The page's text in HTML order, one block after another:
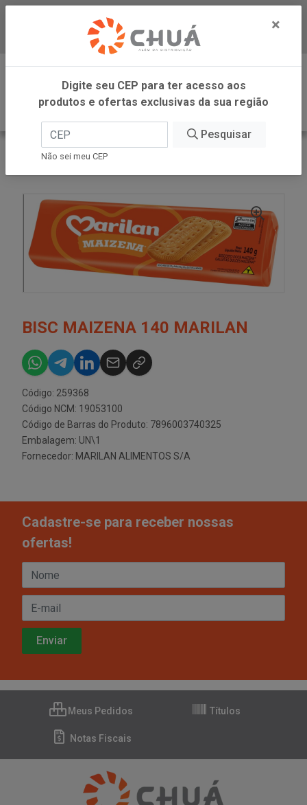
Baixe já nosso APP
0
INÍCIO
MARILAN
BISC MAIZENA 140 MARILAN
Código: 259368
Código NCM: 19053100
Código de Barras do Produto: 7896003740325
Embalagem: UN\1
Fornecedor: MARILAN ALIMENTOS S/A
Cadastre-se para receber nossas
ofertas!
Meus Pedidos Títulos
Notas Fiscais
×
Digite seu CEP para ter acesso aos
produtos e ofertas exclusivas da sua região
Pesquisar
Não sei meu CEP